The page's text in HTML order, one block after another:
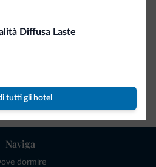
Diffusa Laste
tutti gli hotel
allo shop
Naviga
dormire